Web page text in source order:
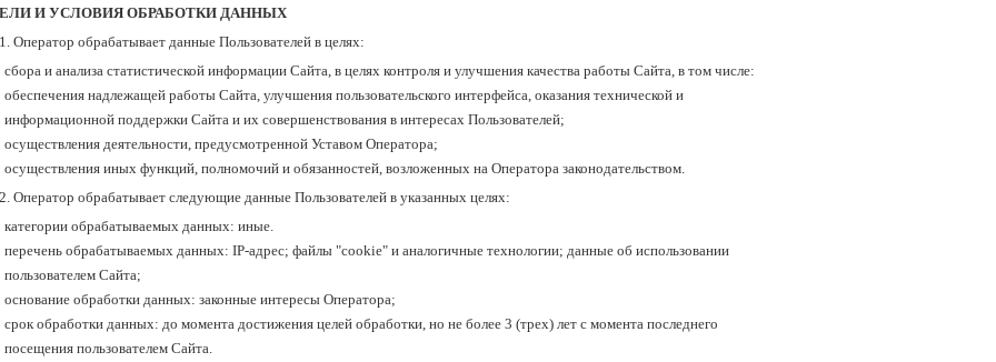
И УСЛОВИЯ ОБРАБОТКИ ДАННЫХ
Оператор обрабатывает данные Пользователей в целях:
сбора и анализа статистической информации Сайта, в целях контроля и улучшения качества работы Сайта, в том числе:
обеспечения надлежащей работы Сайта, улучшения пользовательского интерфейса, оказания технической и
информационной поддержки Сайта и их совершенствования в интересах Пользователей;
осуществления деятельности, предусмотренной Уставом Оператора;
осуществления иных функций, полномочий и обязанностей, возложенных на Оператора законодательством.
Оператор обрабатывает следующие данные Пользователей в указанных целях:
категории обрабатываемых данных: иные.
перечень обрабатываемых данных: IP-адрес; файлы "cookie" и аналогичные технологии; данные об использовании
пользователем Сайта;
основание обработки данных: законные интересы Оператора;
срок обработки данных: до момента достижения целей обработки, но не более 3 (трех) лет с момента последнего
посещения пользователем Сайта.